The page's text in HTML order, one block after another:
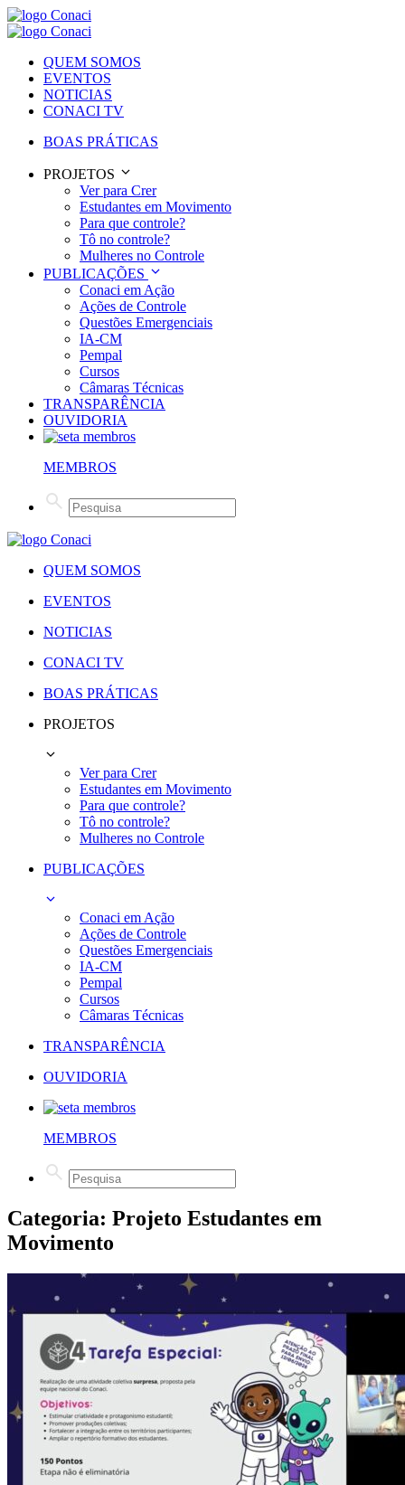
QUEM SOMOS
EVENTOS
NOTICIAS
CONACI TV
BOAS PRÁTICAS
PROJETOS
Ver para Crer
Estudantes em Movimento
Para que controle?
Tô no controle?
Mulheres no Controle
PUBLICAÇÕES
Conaci em Ação
Ações de Controle
Questões Emergenciais
IA-CM
Pempal
Cursos
Câmaras Técnicas
TRANSPARÊNCIA
OUVIDORIA
MEMBROS
QUEM SOMOS
EVENTOS
NOTICIAS
CONACI TV
BOAS PRÁTICAS
PROJETOS
Ver para Crer
Estudantes em Movimento
Para que controle?
Tô no controle?
Mulheres no Controle
PUBLICAÇÕES
Conaci em Ação
Ações de Controle
Questões Emergenciais
IA-CM
Pempal
Cursos
Câmaras Técnicas
TRANSPARÊNCIA
OUVIDORIA
MEMBROS
Categoria: Projeto Estudantes em
Movimento